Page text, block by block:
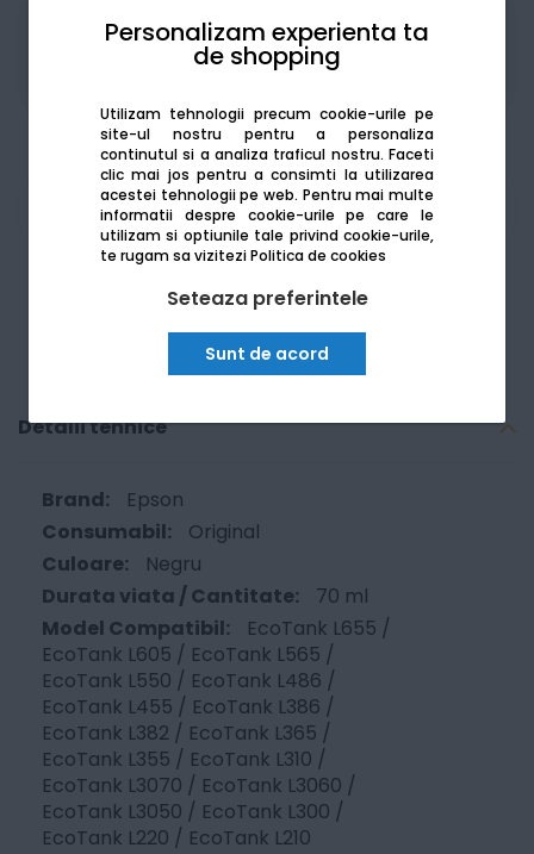
Personalizam experienta ta
de shopping
Utilizam tehnologii precum cookie-urile pe
site-ul nostru pentru a personaliza
continutul si a analiza traficul nostru. Faceti
clic mai jos pentru a consimti la utilizarea
acestei tehnologii pe web. Pentru mai multe
informatii despre cookie-urile pe care le
utilizam si optiunile tale privind cookie-urile,
te rugam sa viziteziPolitica de cookies
Seteaza preferintele
Sunt de acord
Produsele sunt disponibile pe platforma de
achizitii publice SEAP/SICAP
Am nevoie de ajutor
Detalii tehnice
Epson
Original
Negru
70 ml
EcoTank L655 /
EcoTank L605 / EcoTank L565 /
EcoTank L550 / EcoTank L486 /
EcoTank L455 / EcoTank L386 /
EcoTank L382 / EcoTank L365 /
EcoTank L355 / EcoTank L310 /
EcoTank L3070 / EcoTank L3060 /
EcoTank L3050 / EcoTank L300 /
EcoTank L220 / EcoTank L210